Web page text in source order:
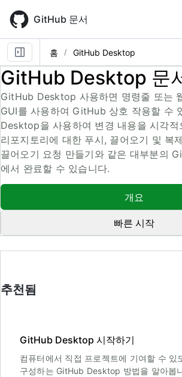
main
content
GitHub 문서
홈 GitHub Desktop
GitHub Desktop 문
GitHub Desktop 사용하면 명령줄 또는
GUI를 사용하여 GitHub 상호 작용할 수
Desktop을 사용하여 변경 내용을 시각적
리포지토리에 대한 푸시, 끌어오기 및 복
끌어오기 요청 만들기와 같은 대부분의
에서 완료할 수 있습니다.
개요
빠른 시작
추천됨
GitHub Desktop 시작하기
컴퓨터에서 직접 프로젝트에 기여할 수 있
구성하는 GitHub Desktop 방법을 알아봅